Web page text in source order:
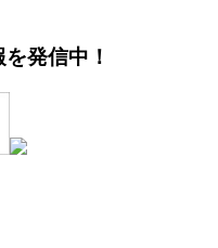
発信中！